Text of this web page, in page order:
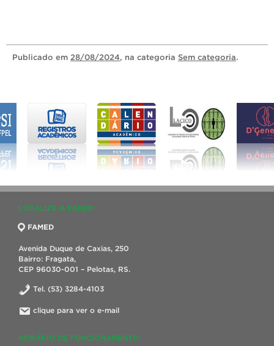
Publicado em 28/08/2024, na categoria Sem categoria.
LOCALIZE A FAMED
FAMED
Avenida Duque de Caxias, 250
Bairro: Fragata,
CEP 96030-001 – Pelotas, RS.
Tel. (53) 3284-4103
clique para ver o e-mail
HORÁRIO DE FUNCIONAMENTO: